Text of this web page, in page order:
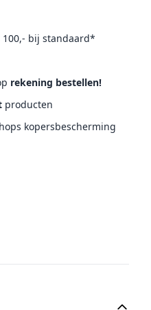
100,- bij standaard*
rekening bestellen!
producten
kopersbescherming